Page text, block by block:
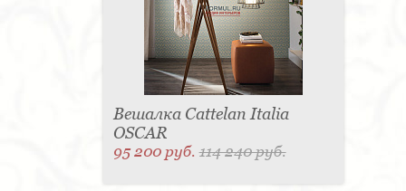
Вешалка Cattelan Italia
OSCAR
95 200 руб.114 240 руб.